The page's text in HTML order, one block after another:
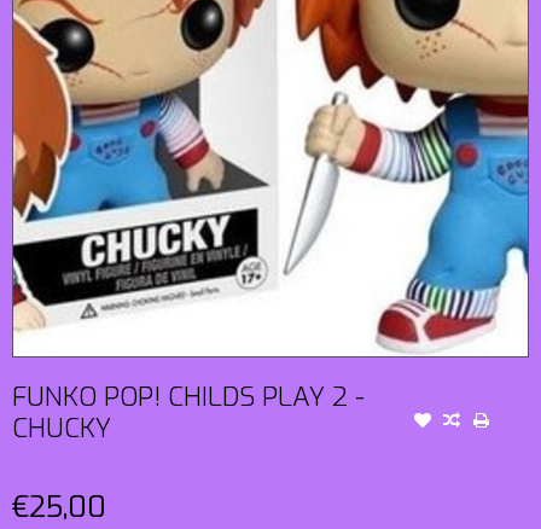
FUNKO POP! CHILDS PLAY 2 -
CHUCKY
€25,00